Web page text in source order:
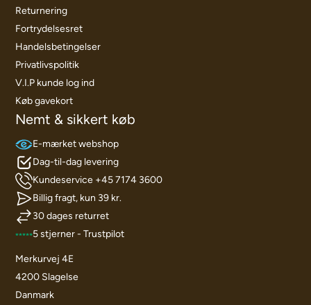
Returnering
Fortrydelsesret
Handelsbetingelser
Privatlivspolitik
V.I.P kunde log ind
Køb gavekort
Nemt & sikkert køb
E-mærket webshop
Dag-til-dag levering
Kundeservice +45 7174 3600
Billig fragt, kun 39 kr.
30 dages returret
5 stjerner - Trustpilot
Merkurvej 4E
4200 Slagelse
Danmark